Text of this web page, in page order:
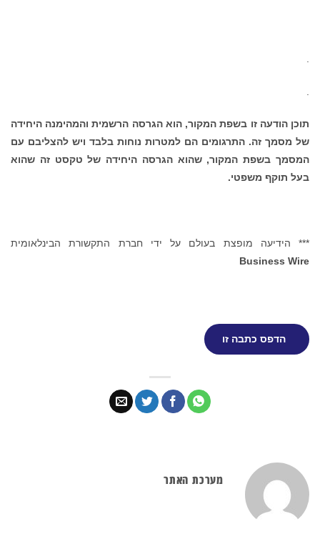
תוכן הודעה זו בשפת המקור, הוא הגרסה הרשמית והמהימנה היחידה
של מסמך זה. התרגומים הם למטרות נוחות בלבד ויש להצליבם עם
המסמך בשפת המקור, שהוא הגרסה היחידה של טקסט זה שהוא
בעל תוקף משפטי.
*** הידיעה מופצת בעולם על ידי חברת התקשורת הבינלאומית
Business Wire
הדפס כתבה זו
מערכת האתר